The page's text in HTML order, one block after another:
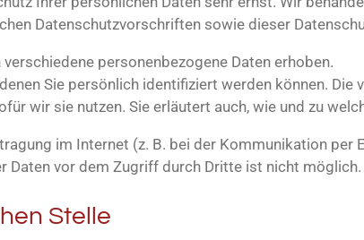
Datenschutzvorschriften sowie dieser
personenbezogene Daten erhoben.
Sie persönlich identifiziert werden können. Die
wir sie nutzen. Sie erläutert auch, wie und zu
im Internet (z. B. bei der Kommunikation per
Daten vor dem Zugriff durch Dritte ist nicht möglich.
Stelle